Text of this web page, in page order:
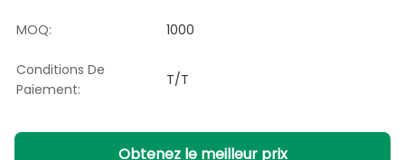
MOQ: 1000
Conditions De
Paiement:
T/T
Obtenez le meilleur prix